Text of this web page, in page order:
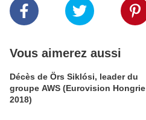
Vous aimerez aussi
Décès de Örs Siklósi, leader du
groupe AWS (Eurovision Hongrie
2018)